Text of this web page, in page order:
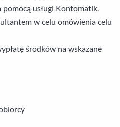
pomocą usługi Kontomatik.
w celu omówienia celu
środków na wskazane